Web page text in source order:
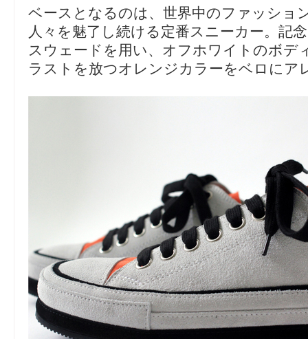
ベースとなるのは、世界中のファッショ
人々を魅了し続ける定番スニーカー。記
スウェードを用い、オフホワイトのボデ
ラストを放つオレンジカラーをベロにア